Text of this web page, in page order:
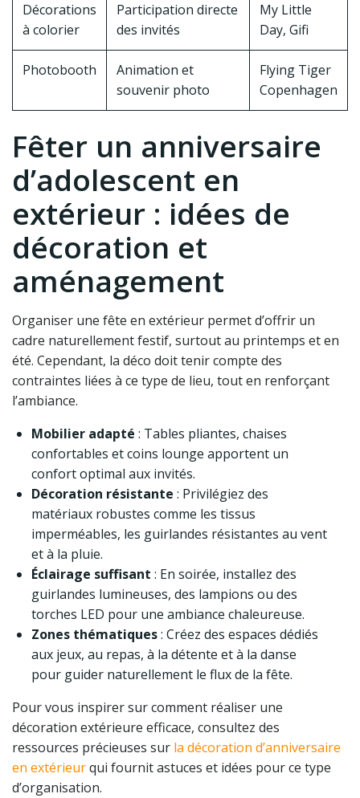
Décorations
à colorier
Participation directe
des invités
My Little
Day, Gifi
Photobooth
Animation et
souvenir photo
Flying Tiger
Copenhagen
Fêter un anniversaire
d’adolescent en
extérieur : idées de
décoration et
aménagement
Organiser une fête en extérieur permet d’offrir un
cadre naturellement festif, surtout au printemps et en
été. Cependant, la déco doit tenir compte des
contraintes liées à ce type de lieu, tout en renforçant
l’ambiance.
Mobilier adapté : Tables pliantes, chaises
confortables et coins lounge apportent un
confort optimal aux invités.
Décoration résistante : Privilégiez des
matériaux robustes comme les tissus
imperméables, les guirlandes résistantes au vent
et à la pluie.
Éclairage suffisant : En soirée, installez des
guirlandes lumineuses, des lampions ou des
torches LED pour une ambiance chaleureuse.
Zones thématiques: Créez des espaces dédiés
aux jeux, au repas, à la détente et à la danse
pour guider naturellement le flux de la fête.
Pour vous inspirer sur comment réaliser une
décoration extérieure efficace, consultez des
ressources précieuses sur la décoration d’anniversaire
en extérieurqui fournit astuces et idées pour ce type
d’organisation.